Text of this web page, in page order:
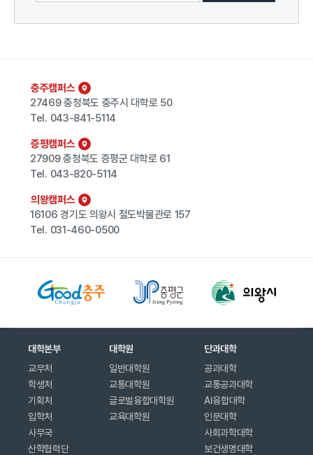
충주캠퍼스
27469 충청북도 충주시 대학로 50
Tel. 043-841-5114
증평캠퍼스
27909 충청북도 증평군 대학로 61
Tel. 043-820-5114
의왕캠퍼스
16106 경기도 의왕시 철도박물관로 157
Tel. 031-460-0500
대학본부
교무처
학생처
기획처
입학처
사무국
산학협력단
대학원
일반대학원
교통대학원
글로벌융합대학원
교육대학원
단과대학
공과대학
교통공과대학
AI융합대학
인문대학
사회과학대학
보건생명대학